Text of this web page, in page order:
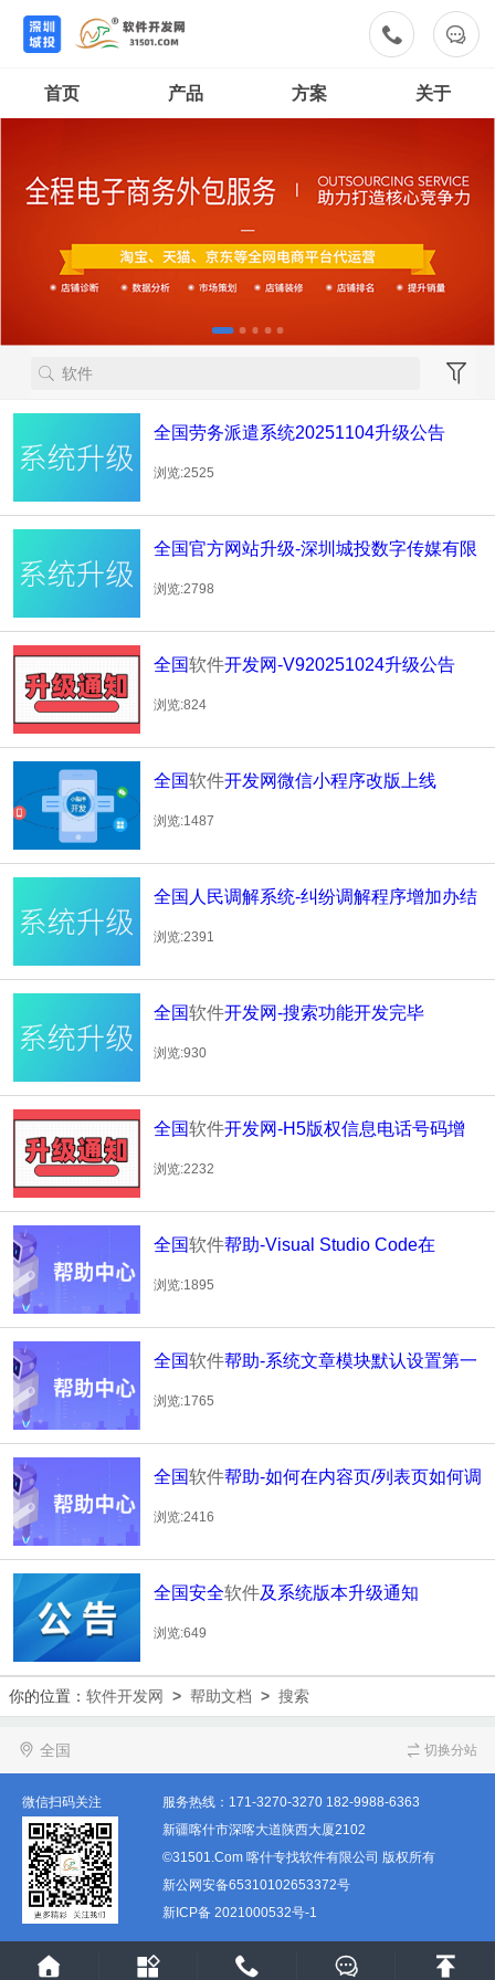
 
首页 产品 方案 关于
全国劳务派遣系统20251104升级公告
浏览:2525
全国官方网站升级-深圳城投数字传媒有限
公司全新改版
浏览:2798
全国软件开发网-V920251024升级公告
浏览:824
全国软件开发网微信小程序改版上线
浏览:1487
全国人民调解系统-纠纷调解程序增加办结
状态
浏览:2391
全国软件开发网-搜索功能开发完毕
浏览:930
全国软件开发网-H5版权信息电话号码增
加一键拨号功能
浏览:2232
全国软件帮助-Visual Studio Code在
macos中如何显示中文
浏览:1895
全国软件帮助-系统文章模块默认设置第一
张图片为标题图的方法
浏览:1765
全国软件帮助-如何在内容页/列表页如何调
用当前所在的分类名称及链接呢？
浏览:2416
全国安全软件及系统版本升级通知
浏览:649
你的位置：软件开发网 > 帮助文档 > 搜索
切换分站
全国
微信扫码关注 服务热线： 171-3270-3270 182-9988-6363
新疆喀什市深喀大道陕西大厦2102
©31501.Com 喀什专找软件有限公司 版权所有
新公网安备65310102653372号
新ICP备 2021000532号-1
    